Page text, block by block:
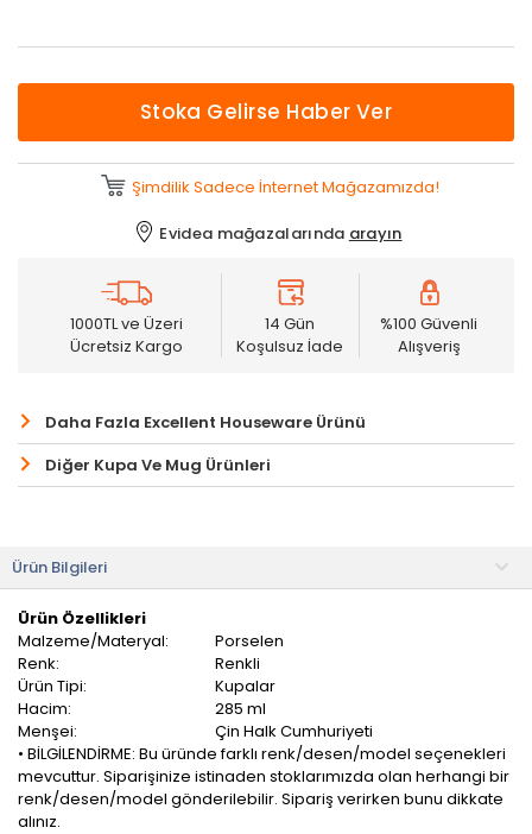
Stoka Gelirse Haber Ver
Şimdilik Sadece İnternet Mağazamızda!
Evidea mağazalarında arayın
1000TL ve Üzeri
Ücretsiz Kargo
14 Gün
Koşulsuz İade
%100 Güvenli
Alışveriş
Daha Fazla Excellent Houseware Ürünü
Diğer Kupa Ve Mug Ürünleri
Ürün Bilgileri
Ürün Özellikleri
Malzeme/Materyal:
Porselen
Renk:
Renkli
Ürün Tipi:
Kupalar
Hacim:
285 ml
Menşei:
Çin Halk Cumhuriyeti
• BİLGİLENDİRME: Bu üründe farklı renk/desen/model seçenekleri
mevcuttur. Siparişinize istinaden stoklarımızda olan herhangi bir
renk/desen/model gönderilebilir. Sipariş verirken bunu dikkate
alınız.